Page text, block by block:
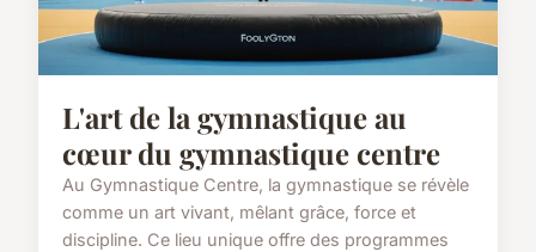
L'art de la gymnastique au
cœur du gymnastique centre
Au Gymnastique Centre, la gymnastique se révèle
comme un art vivant, mêlant grâce, force et
discipline. Ce lieu unique offre des programmes